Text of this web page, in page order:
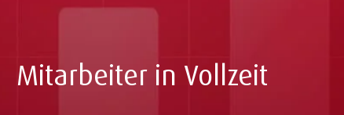
Mitarbeiter in Vollzeit